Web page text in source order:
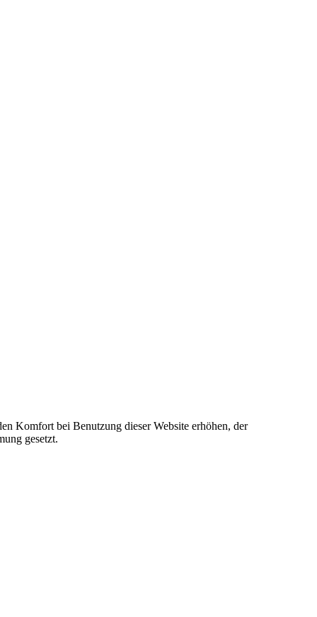
Komfort bei Benutzung dieser Website erhöhen, der
gesetzt.